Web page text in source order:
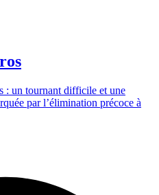
: un tournant difficile et une
par l’élimination précoce à